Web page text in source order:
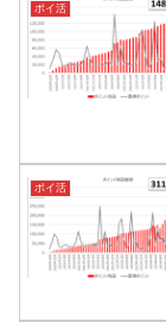
ポイ活
ポイ活